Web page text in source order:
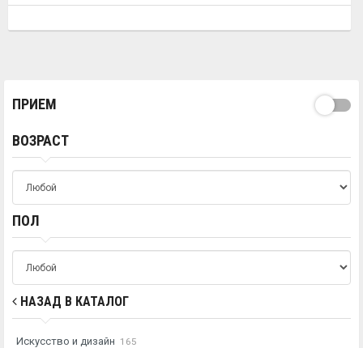
ПРИЕМ
ВОЗРАСТ
ПОЛ
НАЗАД В КАТАЛОГ
Искусство и дизайн 165